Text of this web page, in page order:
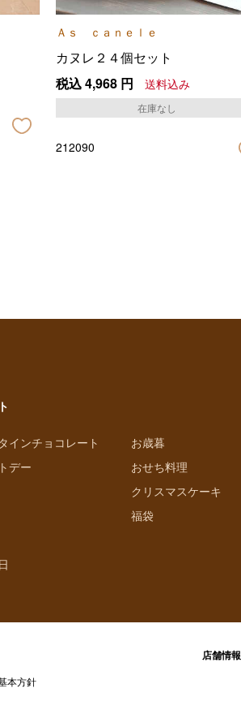
Ａｓ ｃａｎｅｌｅ
カヌレ２４個セット
税込4,968 円 送料込み
在庫なし
212090
インチョコレート
デー
お歳暮
おせち料理
クリスマスケーキ
福袋
店舗情報
本方針